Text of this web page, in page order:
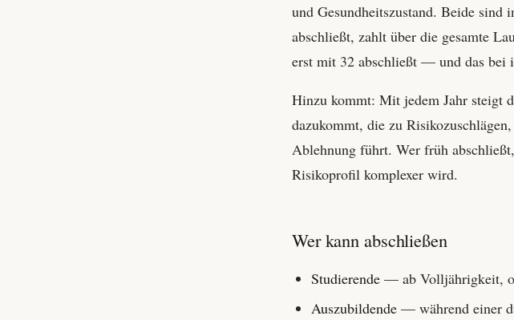
und Gesundheitszustand. Beide sind
abschließt, zahlt über die gesamte
erst mit 32 abschließt — und das bei
Hinzu kommt: Mit jedem Jahr steigt
dazukommt, die zu
Ablehnung führt. Wer früh
Risikoprofil komplexer wird.
Wer kann abschließen
Studierende — ab Volljährigkeit,
Auszubildende — während einer